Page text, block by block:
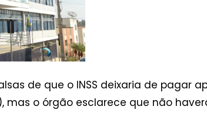
de que o INSS deixaria de pagar
mas o órgão esclarece que não